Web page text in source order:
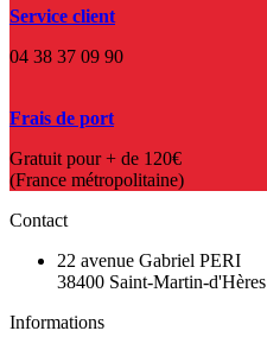
Service client
04 38 37 09 90
Frais de port
Gratuit pour + de 120€
(France métropolitaine)
Contact
22 avenue Gabriel PERI
38400 Saint-Martin-d'Hères
Informations